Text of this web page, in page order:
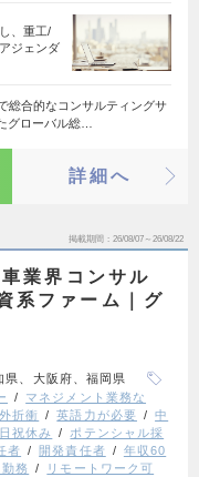
、重工/
ジェンダ
総合的なコンサルティングサ
グローバル総…
詳細へ
掲載期間 26/08/07～26/08/22
業界コンサル
系ファーム｜グ
県、大阪府、福岡県
マネジメント業務な
折衝 英語力が必要
中
祝休み
ポテンシャル採
者 開発責任者
年収60
務 リモートワーク可